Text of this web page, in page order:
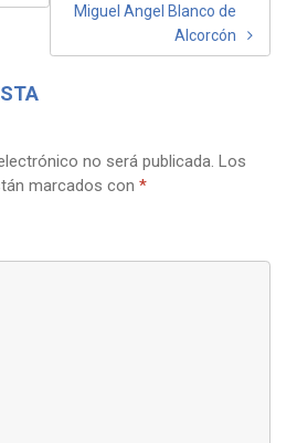
Miguel Angel Blanco de
Alcorcón
no será publicada. Los
marcados con *